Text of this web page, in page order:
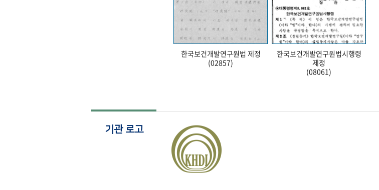
한국보건개발연구원법 제정
(02857)
한국보건개발연구원법시행령
제정
(08061)
기관 로고